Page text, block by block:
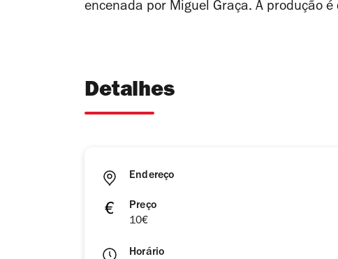
encenada por Miguel Graça. A produção é
Detalhes
Endereço
Preço
10€
Horário